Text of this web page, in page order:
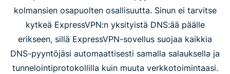
kolmansien osapuolten osallisuutta. Sinun ei tarvitse
kytkeä ExpressVPN:n yksityistä DNS:ää päälle
erikseen, sillä ExpressVPN-sovellus suojaa kaikkia
DNS-pyyntöjäsi automaattisesti samalla salauksella ja
tunnelointiprotokollilla kuin muuta verkkotoimintaasi.